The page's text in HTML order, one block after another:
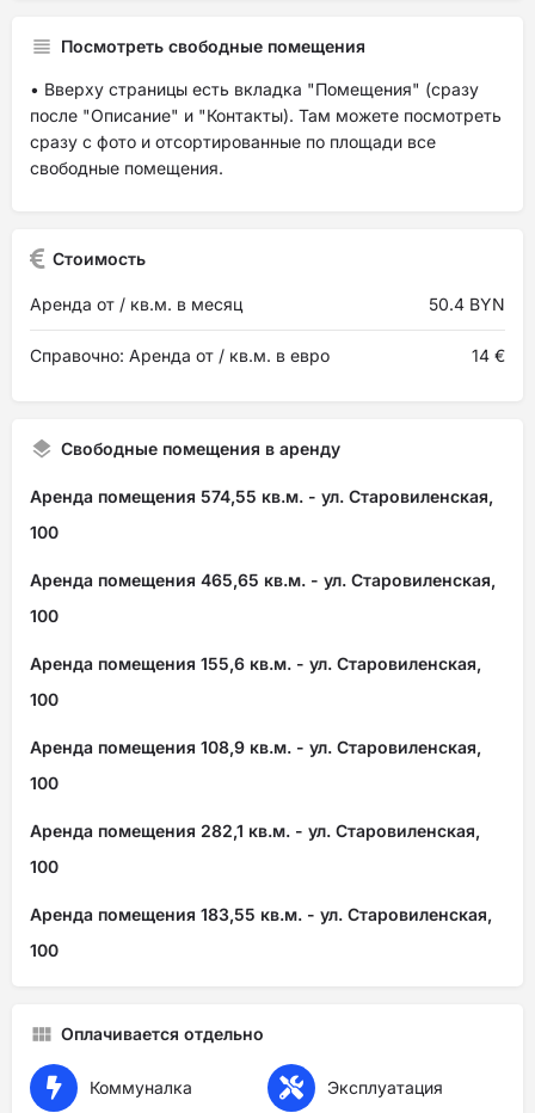
Посмотреть свободные помещения
• Вверху страницы есть вкладка "Помещения" (сразу
после "Описание" и "Контакты). Там можете посмотреть
сразу с фото и отсортированные по площади все
свободные помещения.
Стоимость
Аренда от / кв.м. в месяц 50.4 BYN
Справочно: Аренда от / кв.м. в евро 14 €
Свободные помещения в аренду
Аренда помещения 574,55 кв.м. - ул. Старовиленская,
100
Аренда помещения 465,65 кв.м. - ул. Старовиленская,
100
Аренда помещения 155,6 кв.м. - ул. Старовиленская,
100
Аренда помещения 108,9 кв.м. - ул. Старовиленская,
100
Аренда помещения 282,1 кв.м. - ул. Старовиленская,
100
Аренда помещения 183,55 кв.м. - ул. Старовиленская,
100
Оплачивается отдельно
Коммуналка Эксплуатация